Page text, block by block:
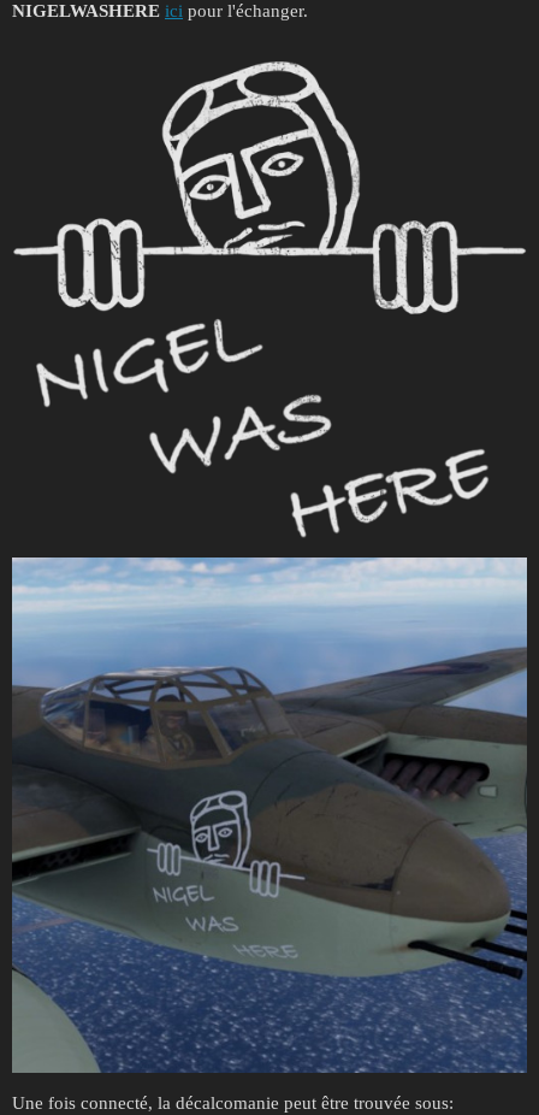
NIGELWASHERE ici pour l'échanger.
Une fois connecté, la décalcomanie peut être trouvée sous: